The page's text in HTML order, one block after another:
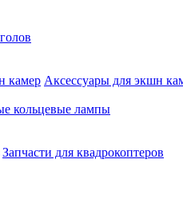
камер Аксессуары для экшн
кольцевые лампы
Запчасти для квадрокоптеров